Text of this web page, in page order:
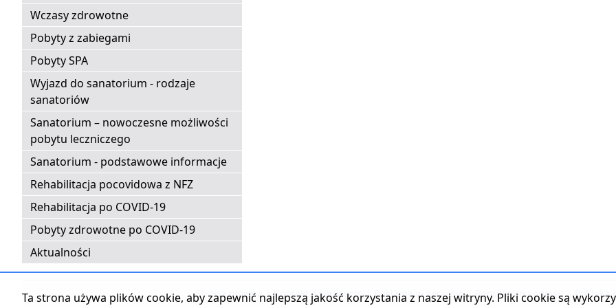
Wczasy zdrowotne
Pobyty z zabiegami
Pobyty SPA
Wyjazd do sanatorium - rodzaje
sanatoriów
Sanatorium – nowoczesne możliwości
pobytu leczniczego
Sanatorium - podstawowe informacje
Rehabilitacja pocovidowa z NFZ
Rehabilitacja po COVID-19
Pobyty zdrowotne po COVID-19
Aktualności
Strona główna | Kontakt z serwisem | Reklama w serwisie | Regulamin serwisu | Polityka
Ta strona używa plików cookie, aby zapewnić najlepszą jakość korzystania z naszej witryny. Pliki cookie są